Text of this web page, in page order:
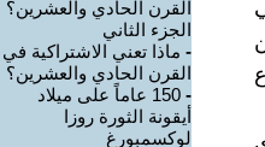
القرن الحادي والعشرين؟
الجزء الثاني
- ماذا تعني الاشتراكية في
القرن الحادي والعشرين؟
-
150 عاماً على ميلاد
أيقونة الثورة روزا
لوكسمبورغ